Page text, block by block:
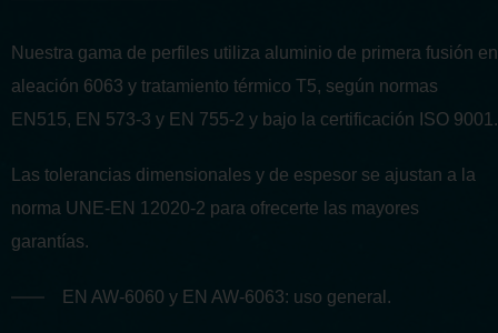
Nuestra gama de perfiles utiliza aluminio de primera fusión en
aleación 6063 y tratamiento térmico T5, según normas
EN515, EN 573-3 y EN 755-2 y bajo la certificación ISO 9001.
Las tolerancias dimensionales y de espesor se ajustan a la
norma UNE-EN 12020-2 para ofrecerte las mayores
garantías.
EN AW-6060 y EN AW-6063: uso general.